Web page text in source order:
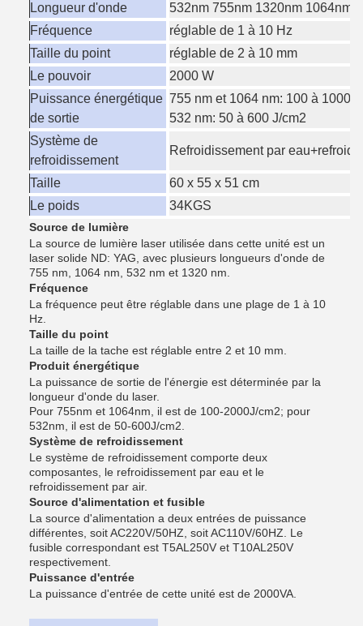
Longueur d'onde
532nm 755nm 1320nm 1064nm
Fréquence
réglable de 1 à 10 Hz
Taille du point
réglable de 2 à 10 mm
Le pouvoir
2000 W
Puissance énergétique
de sortie
755 nm et 1064 nm: 100 à 1000
532 nm: 50 à 600 J/cm2
Système de
refroidissement
Refroidissement par
Taille
60 x 55 x 51 cm
Le poids
34KGS
Source de lumière
La source de lumière laser utilisée dans cette unité est un
laser solide ND: YAG, avec plusieurs longueurs d'onde de
755 nm, 1064 nm, 532 nm et 1320 nm.
Fréquence
La fréquence peut être réglable dans une plage de 1 à 10
Hz.
Taille du point
La taille de la tache est réglable entre 2 et 10 mm.
Produit énergétique
La puissance de sortie de l'énergie est déterminée par la
longueur d'onde du laser.
Pour 755nm et 1064nm, il est de 100-2000J/cm2; pour
532nm, il est de 50-600J/cm2.
Système de refroidissement
Le système de refroidissement comporte deux
composantes, le refroidissement par eau et le
refroidissement par air.
Source d'alimentation et fusible
La source d'alimentation a deux entrées de puissance
différentes, soit AC220V/50HZ, soit AC110V/60HZ. Le
fusible correspondant est T5AL250V et T10AL250V
respectivement.
Puissance d'entrée
La puissance d'entrée de cette unité est de 2000VA.